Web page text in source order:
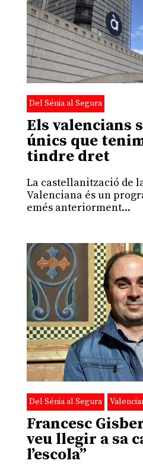
Del Sénia al Segura
Els valencians
únics que
tindre dret
La castellanització de
Valenciana és un
emés anteriorment...
Del Sénia al Segura
Francesc
veu llegir a sa
l’escola”